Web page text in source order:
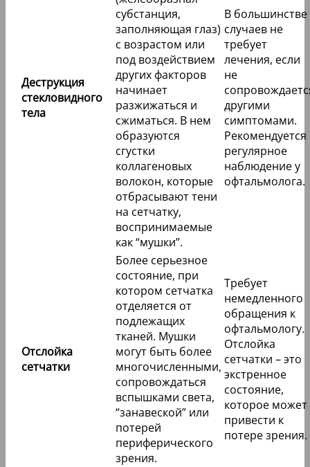
Деструкция
стекловидного
тела
субстанция,
заполняющая глаз)
с возрастом или
под воздействием
других факторов
начинает
разжижаться и
сжиматься. В нем
образуются
сгустки
коллагеновых
волокон, которые
отбрасывают тени
на сетчатку,
воспринимаемые
как “мушки”.
В большинстве
случаев не
требует
лечения, если
не
другими
симптомами.
Рекомендуется
регулярное
наблюдение у
офтальмолога.
Отслойка
сетчатки
Более серьезное
состояние, при
котором сетчатка
отделяется от
подлежащих
тканей. Мушки
могут быть более
многочисленными,
сопровождаться
вспышками света,
“занавеской” или
потерей
периферического
зрения.
Требует
немедленного
обращения к
офтальмологу.
Отслойка
сетчатки – это
экстренное
состояние,
которое может
привести к
потере зрения.